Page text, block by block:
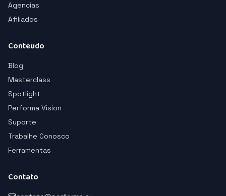
Agencias
Afiliados
Conteudo
Blog
Masterclass
Spotlight
Performa Vision
Suporte
Trabalhe Conosco
Ferramentas
Contato